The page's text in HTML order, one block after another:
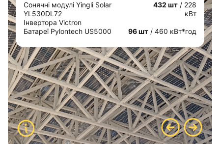
Сонячні модулі Yingli Solar
YL530DL72
432 шт / 228
кВт
Інвертора Victron
Батареї Pylontech US5000
96 шт / 460 кВт*год